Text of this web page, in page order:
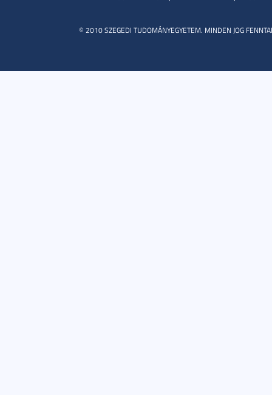
© 2010 SZEGEDI TUDOMÁNYEGYETEM. MINDEN JOG